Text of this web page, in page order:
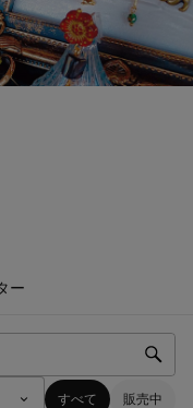
ー
すべて 販売中